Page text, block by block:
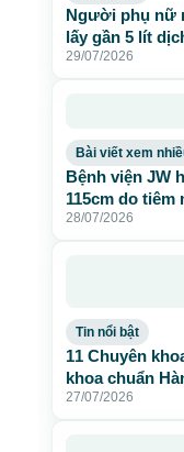
Người phụ nữ
lấy gần 5 lít
nhân tạo
29/07/2026
Bài viết xem
Bệnh viện JW
115cm do tiêm
28/07/2026
Tin nổi bật
11 Chuyên
khoa chuẩn
27/07/2026